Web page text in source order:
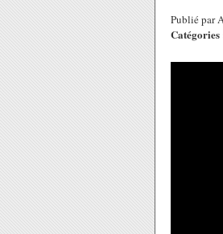
Publié par
Catégories